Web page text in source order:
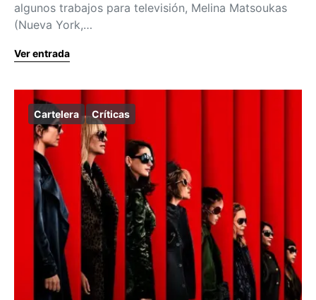
algunos trabajos para televisión, Melina Matsoukas
(Nueva York,…
Ver entrada
Cartelera Críticas